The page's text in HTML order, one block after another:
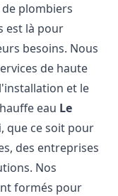
plombiers
est là pour
besoins. Nous
de haute
et le
eau Le
, que ce soit pour
des entreprises
Nos
formés pour